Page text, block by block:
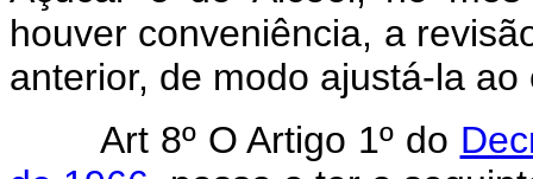
houver conveniência, a
anterior, de modo ajustá-la
Art 8º O Artigo 1º do